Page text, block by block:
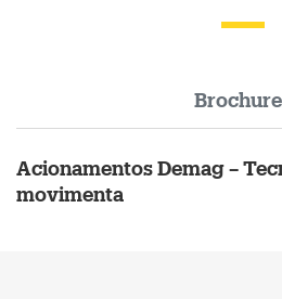
Acionamentos Demag –
movimenta